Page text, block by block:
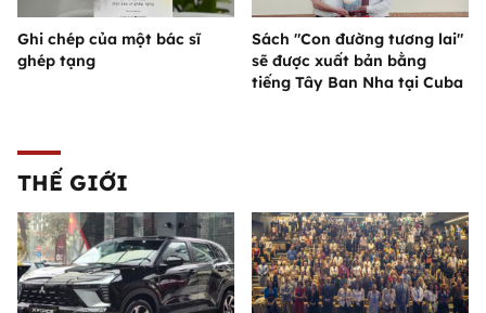
Ghi chép của một bác sĩ
ghép tạng
Sách "Con đường tương lai"
sẽ được xuất bản bằng
tiếng Tây Ban Nha tại Cuba
THẾ GIỚI